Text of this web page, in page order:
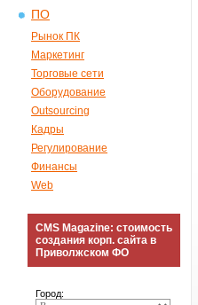
ПО
Рынок ПК
Маркетинг
Торговые сети
Оборудование
Outsourcing
Кадры
Регулирование
Финансы
Web
CMS Magazine: стоимость
создания корп. сайта в
Приволжском ФО
Город: